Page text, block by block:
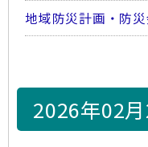
地域防災計画・防
2026年02